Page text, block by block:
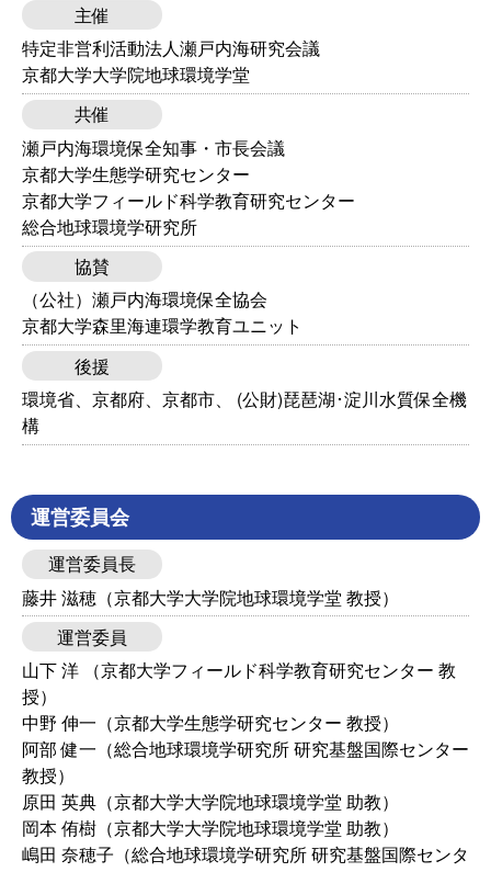
主催
特定非営利活動法人瀬戸内海研究会議
京都大学大学院地球環境学堂
共催
瀬戸内海環境保全知事・市長会議
京都大学生態学研究センター
京都大学フィールド科学教育研究センター
総合地球環境学研究所
協賛
（公社）瀬戸内海環境保全協会
京都大学森里海連環学教育ユニット
後援
環境省、京都府、京都市、 (公財)琵琶湖･淀川水質保全機
構
運営委員会
運営委員長
藤井 滋穂（京都大学大学院地球環境学堂 教授）
運営委員
山下 洋 （京都大学フィールド科学教育研究センター 教
授）
中野 伸一（京都大学生態学研究センター 教授）
阿部 健一（総合地球環境学研究所 研究基盤国際センター
教授）
原田 英典（京都大学大学院地球環境学堂 助教）
岡本 侑樹（京都大学大学院地球環境学堂 助教）
嶋田 奈穂子（総合地球環境学研究所 研究基盤国際センタ